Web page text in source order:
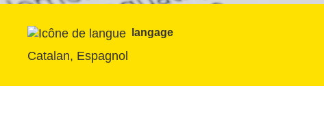
langage
Catalan, Espagnol